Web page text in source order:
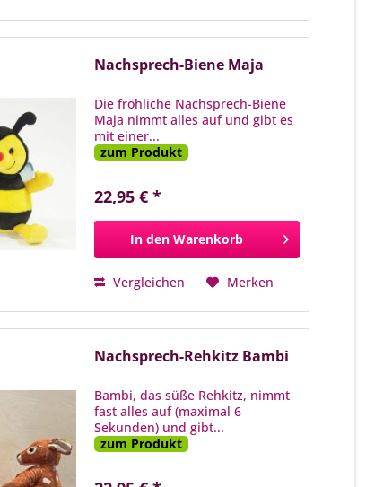
Nachsprech-Biene Maja
Die fröhliche Nachsprech-Biene
Maja nimmt alles auf und gibt es
mit einer...
zum Produkt
22,95 € *
In den Warenkorb
Vergleichen Merken
Nachsprech-Rehkitz Bambi
Bambi, das süße Rehkitz, nimmt
fast alles auf (maximal 6
Sekunden) und gibt...
zum Produkt